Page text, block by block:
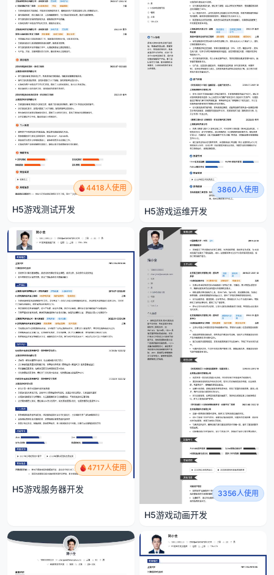
4418人使用
H5游戏测试开发
3860人使用
H5游戏运维开发
4717人使用
H5游戏服务器开发 3356人使用
H5游戏动画开发